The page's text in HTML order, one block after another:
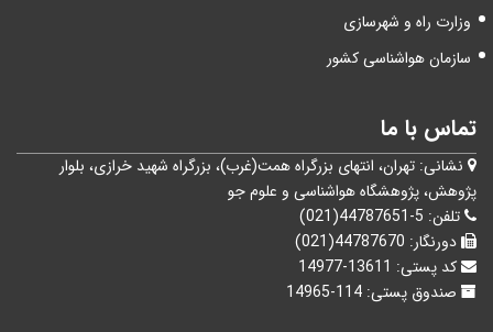
وزارت راه و شهرسازی
سازمان هواشناسی کشور
تماس با ما
نشانی: تهران، انتهای بزرگراه همت(غرب)، بزرگراه شهيد خرازی، بلوار
پژوهش، پژوهشگاه هواشناسی و علوم جو
تلفن: 5-44787651(021)
دورنگار: 44787670(021)
کد پستی: 13611-14977
صندوق پستی: 114-14965